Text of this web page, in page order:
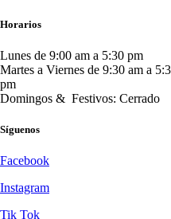
Horarios
Lunes de 9:00 am a 5:30 pm
Martes a Viernes de 9:30 am a
pm
Domingos & Festivos: Cerrado
Síguenos
Facebook
Instagram
Tik Tok